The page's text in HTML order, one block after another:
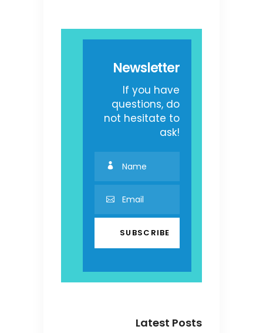
Newsletter
If you have
questions, do
not hesitate to
ask!
Latest Posts